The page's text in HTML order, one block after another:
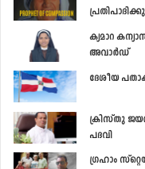
ക്യമാറ
അവാര്‍ഡ്
ദേശീയ
ക്രിസ്തു
പദവി
ഗ്രഹാം